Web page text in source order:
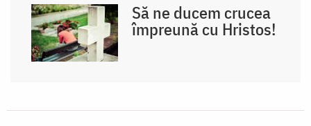
Să ne ducem crucea
împreună cu Hristos!